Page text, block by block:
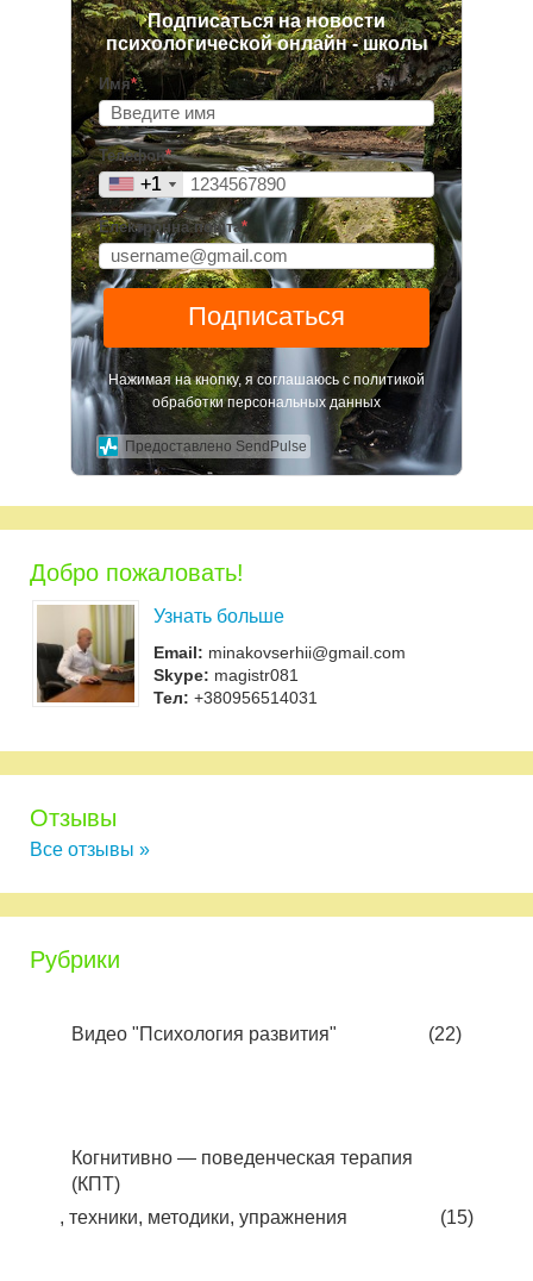
Подписаться на новости
психологической онлайн - школы
Имя*
Телефон*
+1
+1
Електронна пошта*
Подписаться
Нажимая на кнопку, я соглашаюсь с политикой
обработки персональных данных
Предоставлено SendPulse
Добро пожаловать!
Узнать больше
Email: minakovserhii@gmail.com
Skype: magistr081
Тел: +380956514031
Отзывы
Все отзывы »
Рубрики
Видео "Психология развития" (22)
Когнитивно — поведенческая терапия
(КПТ)
, техники, методики, упражнения
(15)